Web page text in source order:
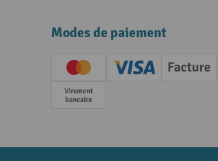
Modes de paiement
Creditcard (Master)Creditcard (Visa)
Facture
Paiement anticipé